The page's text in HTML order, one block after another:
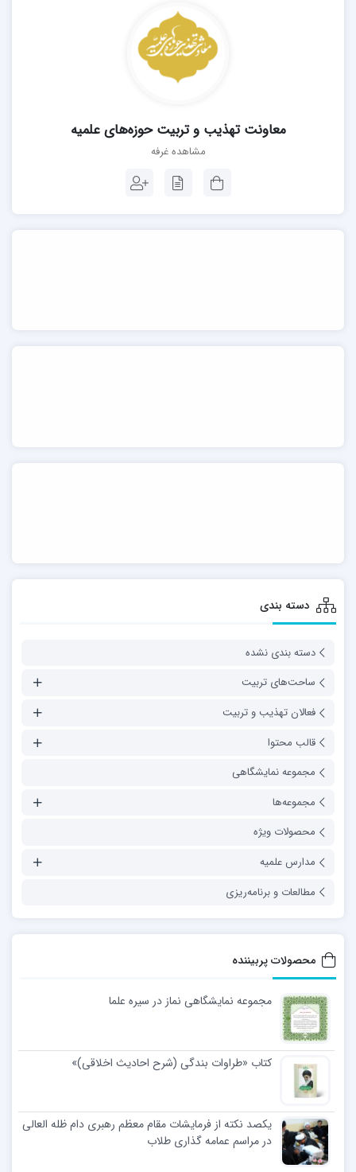
معاونت تهذیب و تربیت حوزه‌های علمیه
مشاهده غرفه
دسته بندی
دسته بندی نشده
ساحت‌های تربیت
فعالان تهذیب و تربیت
قالب محتوا
مجموعه نمایشگاهی
مجموعه‌ها
محصولات ویژه
مدارس علمیه
مطالعات و برنامه‌ریزی
محصولات پربیننده
مجموعه نمایشگاهی نماز در سیره علما
کتاب «طراوات بندگی (شرح احادیث اخلاقی)»
یکصد نکته از فرمایشات مقام معظم رهبری دام ظله العالی
در مراسم عمامه گذاری طلاب